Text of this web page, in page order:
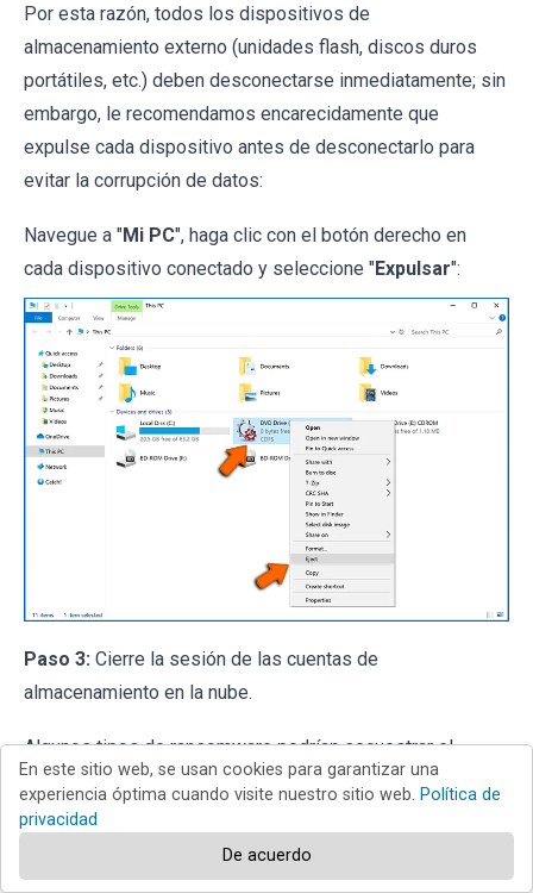
Por esta razón, todos los dispositivos de
almacenamiento externo (unidades flash, discos duros
portátiles, etc.) deben desconectarse inmediatamente; sin
embargo, le recomendamos encarecidamente que
expulse cada dispositivo antes de desconectarlo para
evitar la corrupción de datos:
Navegue a "Mi PC", haga clic con el botón derecho en
cada dispositivo conectado y seleccione "Expulsar":
Paso 3: Cierre la sesión de las cuentas de
almacenamiento en la nube.
Algunos tipos de ransomware podrían secuestrar el
software que maneja los datos almacenados en "la Nube
Por lo tanto, los datos podrían estar
corruptos/encriptados. Por esta razón, debe cerrar la
sesión de todas las cuentas de almacenamiento en la
En este sitio web, se usan cookies para garantizar una
experiencia óptima cuando visite nuestro sitio web. Política de
privacidad
De acuerdo